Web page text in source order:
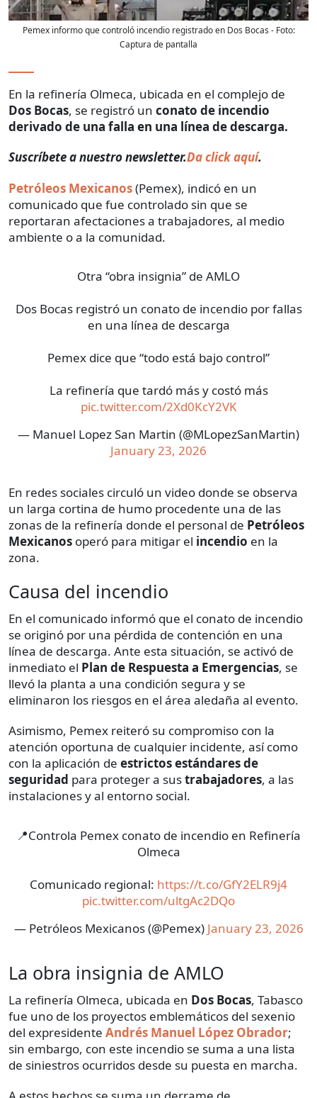
Pemex informo que controló incendio registrado en Dos Bocas - Foto:
Captura de pantalla
En la refinería Olmeca, ubicada en el complejo de
Dos Bocas, se registró un conato de incendio
derivado de una falla en una línea de descarga.
Suscríbete a nuestro newsletter.Da click aquí.
Petróleos Mexicanos(Pemex), indicó en un
comunicado que fue controlado sin que se
reportaran afectaciones a trabajadores, al medio
ambiente o a la comunidad.
Otra “obra insignia” de AMLO
Dos Bocas registró un conato de incendio por fallas
en una línea de descarga
Pemex dice que “todo está bajo control”
La refinería que tardó más y costó más
pic.twitter.com/2Xd0KcY2VK
— Manuel Lopez San Martin (@MLopezSanMartin)
January 23, 2026
En redes sociales circuló un video donde se observa
un larga cortina de humo procedente una de las
zonas de la refinería donde el personal de Petróleos
Mexicanos operó para mitigar el incendio en la
zona.
Causa del incendio
En el comunicado informó que el conato de incendio
se originó por una pérdida de contención en una
línea de descarga. Ante esta situación, se activó de
inmediato el Plan de Respuesta a Emergencias, se
llevó la planta a una condición segura y se
eliminaron los riesgos en el área aledaña al evento.
Asimismo, Pemex reiteró su compromiso con la
atención oportuna de cualquier incidente, así como
con la aplicación de estrictos estándares de
seguridad para proteger a sustrabajadores, a las
instalaciones y al entorno social.
📍Controla Pemex conato de incendio en Refinería
Olmeca
Comunicado regional: https://t.co/GfY2ELR9j4
pic.twitter.com/ultgAc2DQo
— Petróleos Mexicanos (@Pemex) January 23, 2026
La obra insignia de AMLO
La refinería Olmeca, ubicada en Dos Bocas, Tabasco
fue uno de los proyectos emblemáticos del sexenio
del expresidente Andrés Manuel López Obrador;
sin embargo, con este incendio se suma a una lista
de siniestros ocurridos desde su puesta en marcha.